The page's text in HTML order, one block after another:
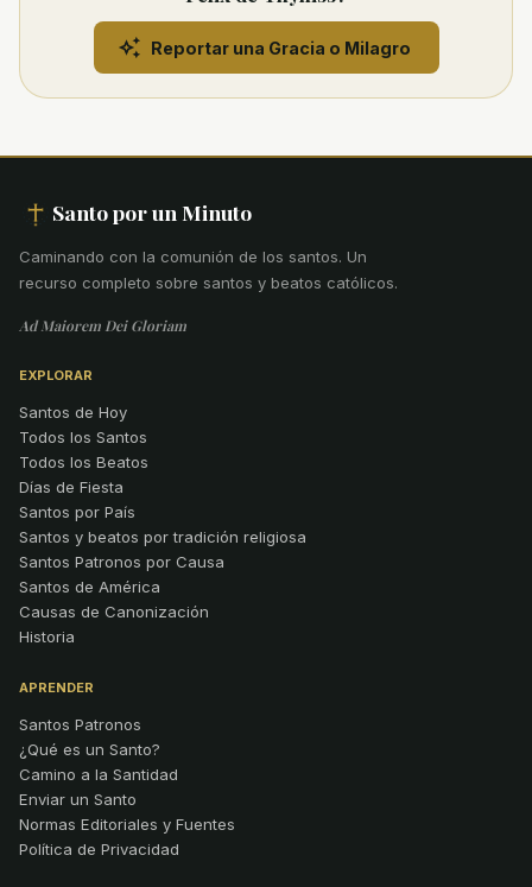
Reportar una Gracia o Milagro
Santo por un Minuto
Caminando con la comunión de los santos. Un
recurso completo sobre santos y beatos católicos.
Ad Maiorem Dei Gloriam
EXPLORAR
Santos de Hoy
Todos los Santos
Todos los Beatos
Días de Fiesta
Santos por País
Santos y beatos por tradición religiosa
Santos Patronos por Causa
Santos de América
Causas de Canonización
Historia
APRENDER
Santos Patronos
¿Qué es un Santo?
Camino a la Santidad
Enviar un Santo
Normas Editoriales y Fuentes
Política de Privacidad